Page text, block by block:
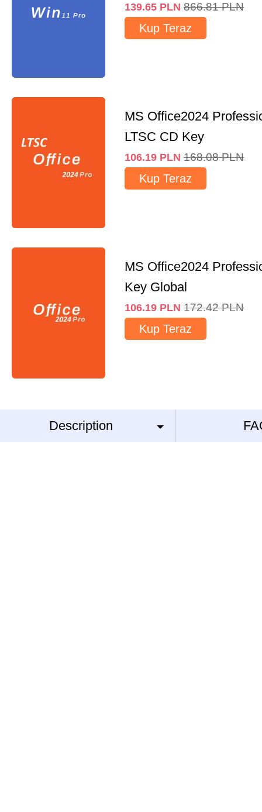
139.65 PLN 866.81 PLN
Kup Teraz
MS Office2024
LTSC CD Key
106.19 PLN 168.08 PLN
Kup Teraz
MS Office2024
Key Global
106.19 PLN 172.42 PLN
Kup Teraz
Description